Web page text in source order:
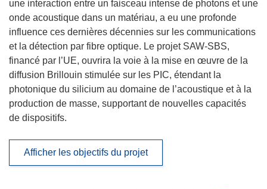
une interaction entre un faisceau intense de photons et une
onde acoustique dans un matériau, a eu une profonde
influence ces dernières décennies sur les communications
et la détection par fibre optique. Le projet SAW-SBS,
financé par l’UE, ouvrira la voie à la mise en œuvre de la
diffusion Brillouin stimulée sur les PIC, étendant la
photonique du silicium au domaine de l’acoustique et à la
production de masse, supportant de nouvelles capacités
de dispositifs.
Afficher les objectifs du projet